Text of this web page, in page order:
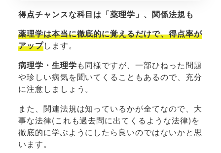
得点チャンスな科目は「薬理学」、関係法規も
薬理学は本当に徹底的に覚えるだけで、得点率が
アップします。
病理学・生理学も同様ですが、一部ひねった問題
や珍しい病気を聞いてくることもあるので、充分
に注意しましょう。
また、関連法規は知っているかが全てなので、大
事な法律(これも過去問に出てくるような法律)を
徹底的に学ぶようにしたら良いのではないかと思
います。